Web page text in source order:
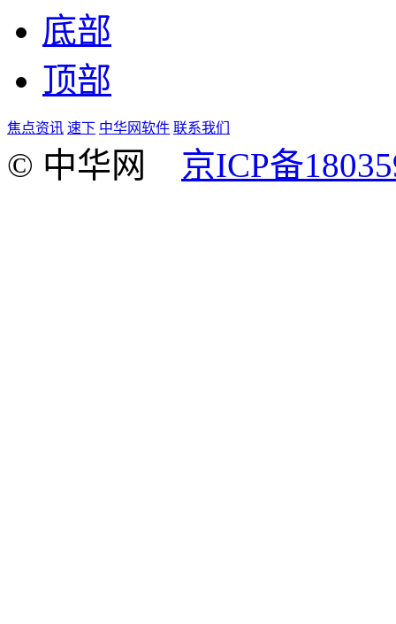
底部
顶部
焦点资讯 速下 中华网软件 联系我们
© 中华网 京ICP备